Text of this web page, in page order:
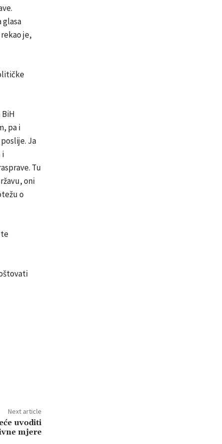
glasa
je,
pa i
Ja
i
Tu
oni
o
Next article
uvoditi
mjere